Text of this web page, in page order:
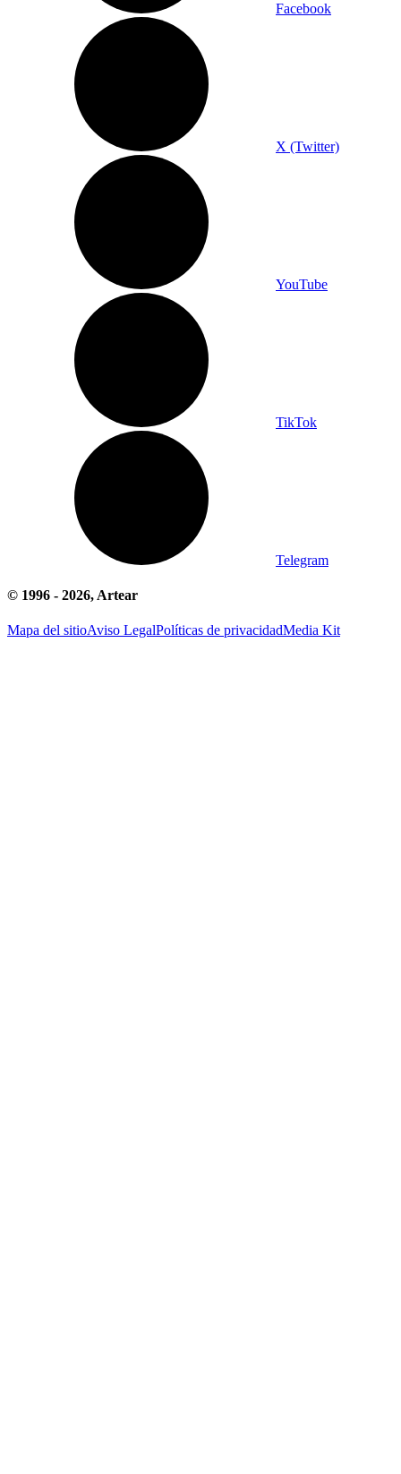
Facebook
X (Twitter)
YouTube
TikTok
Telegram
© 1996 - 2026, Artear
Mapa del sitioAviso LegalPolíticas de privacidadMedia Kit